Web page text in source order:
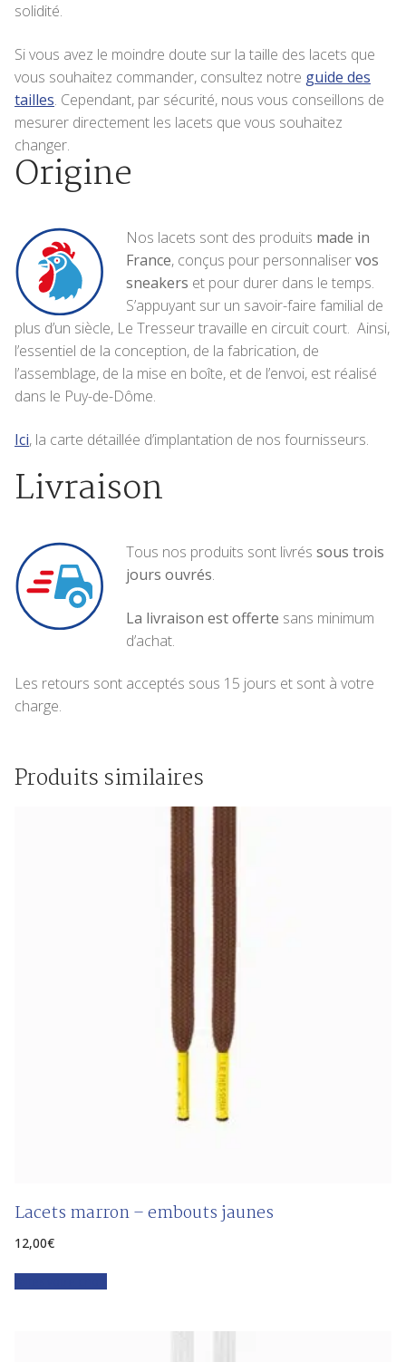
solidité.
Si vous avez le moindre doute sur la taille des lacets que
vous souhaitez commander, consultez notre guide des
tailles. Cependant, par sécurité, nous vous conseillons de
mesurer directement les lacets que vous souhaitez
changer.
Origine
Nos lacets sont des produits made in
France, conçus pour personnaliservos
sneakers et pour durer dans le temps.
S’appuyant sur un savoir-faire familial de
plus d’un siècle, Le Tresseur travaille en circuit court. Ainsi,
l’essentiel de la conception, de la fabrication, de
l’assemblage, de la mise en boîte, et de l’envoi, est réalisé
dans le Puy-de-Dôme.
Ici, la carte détaillée d’implantation de nos fournisseurs.
Livraison
Tous nos produits sont livrés sous trois
jours ouvrés.
La livraison est offerte sans minimum
d’achat.
Les retours sont acceptés sous 15 jours et sont à votre
charge.
Produits similaires
Lacets marron – embouts jaunes
12,00€